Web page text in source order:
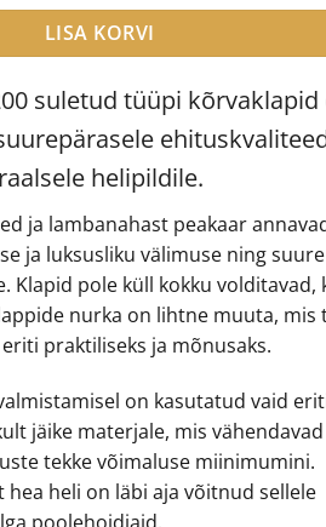
suletud tüüpi kõrvaklapid
helipildile.
ja lambanahast peakaar
ja luksusliku välimuse ning suure
Klapid pole küll kokku volditavad,
nurka on lihtne muuta, mis
praktiliseks ja mõnusaks.
on kasutatud vaid
jäike materjale, mis vähendavad
tekke võimaluse miinimumini.
hea heli on läbi aja võitnud sellele
LISA KORVI